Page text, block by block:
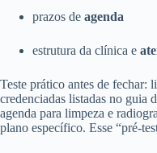
prazos de agenda
estrutura da clínica e
Teste prático antes de fechar:
credenciadas listadas no guia
agenda para limpeza e
plano específico. Esse “pré-